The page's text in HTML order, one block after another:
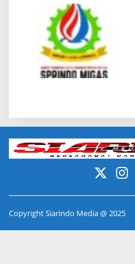
Copyright Siarindo Media @ 2025